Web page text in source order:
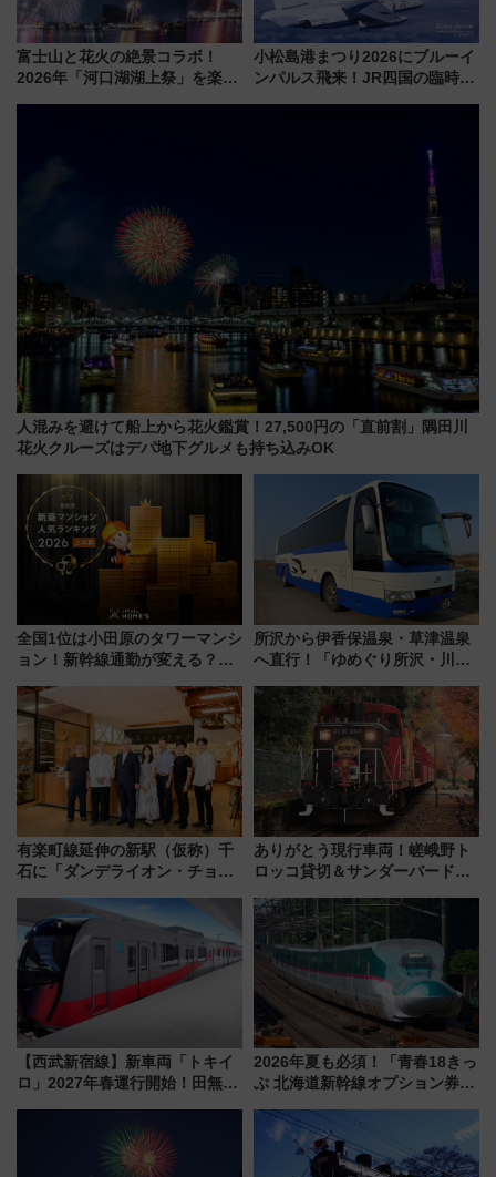
富士山と花火の絶景コラボ！
2026年「河口湖湖上祭」を楽し
小松島港まつり2026にブルーイ
ンパルス飛来！JR四国の臨時ダ
人混みを避けて船上から花火鑑賞！27,500円の「直前割」隅田川
花火クルーズはデパ地下グルメも持ち込みOK
全国1位は小田原のタワーマンシ
ョン！新幹線通勤が変える？
【新築マンション人気ランキン
グ】
所沢から伊香保温泉・草津温泉
へ直行！「ゆめぐり所沢・川越
軽に 運行ダイヤ・運賃を解説
有楽町線延伸の新駅（仮称）千
石に「ダンデライオン・チョコ
1億円出資で挑む新時代のまちづ
くりとは？
ありがとう現行車両！嵯峨野ト
ロッコ貸切＆サンダーバードレ
斉藤雪乃＆福原トシヒロと行
く！9月13日「京都の鉄道満喫
ツアー」開催
【西武新宿線】新車両「トキイ
ロ」2027年春運行開始！田無・
2026年夏も必須！「青春18きっ
ぷ 北海道新幹線オプション券」
の罠